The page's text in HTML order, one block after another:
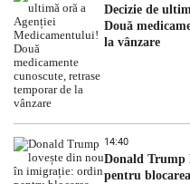
Decizie de
Două
la vânzare
14:40
Donald Trump
pentru